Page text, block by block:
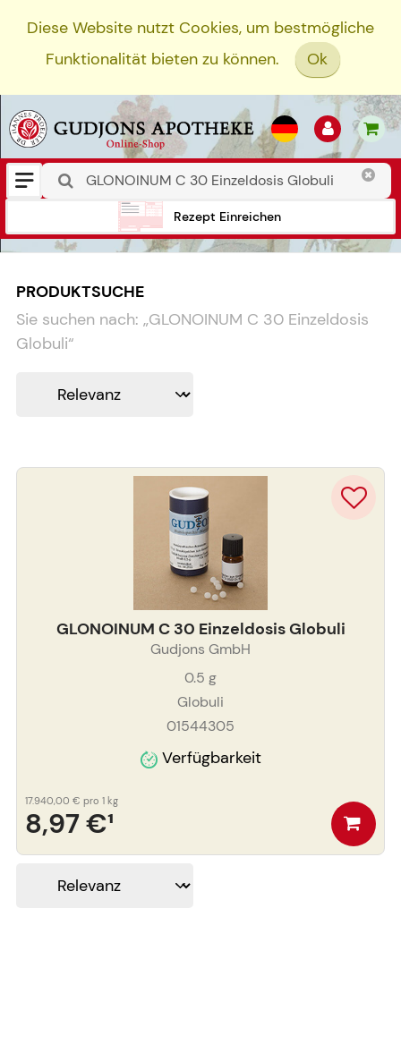
Diese Website nutzt Cookies, um bestmögliche
Funktionalität bieten zu können.
Ok
Rezept Einreichen
PRODUKTSUCHE
Sie suchen nach: „GLONOINUM C 30 Einzeldosis
Globuli“
GLONOINUM C 30 Einzeldosis Globuli
Gudjons GmbH
0.5 g
Globuli
01544305
Verfügbarkeit
8,97 €¹
17.940,00 € pro 1 kg